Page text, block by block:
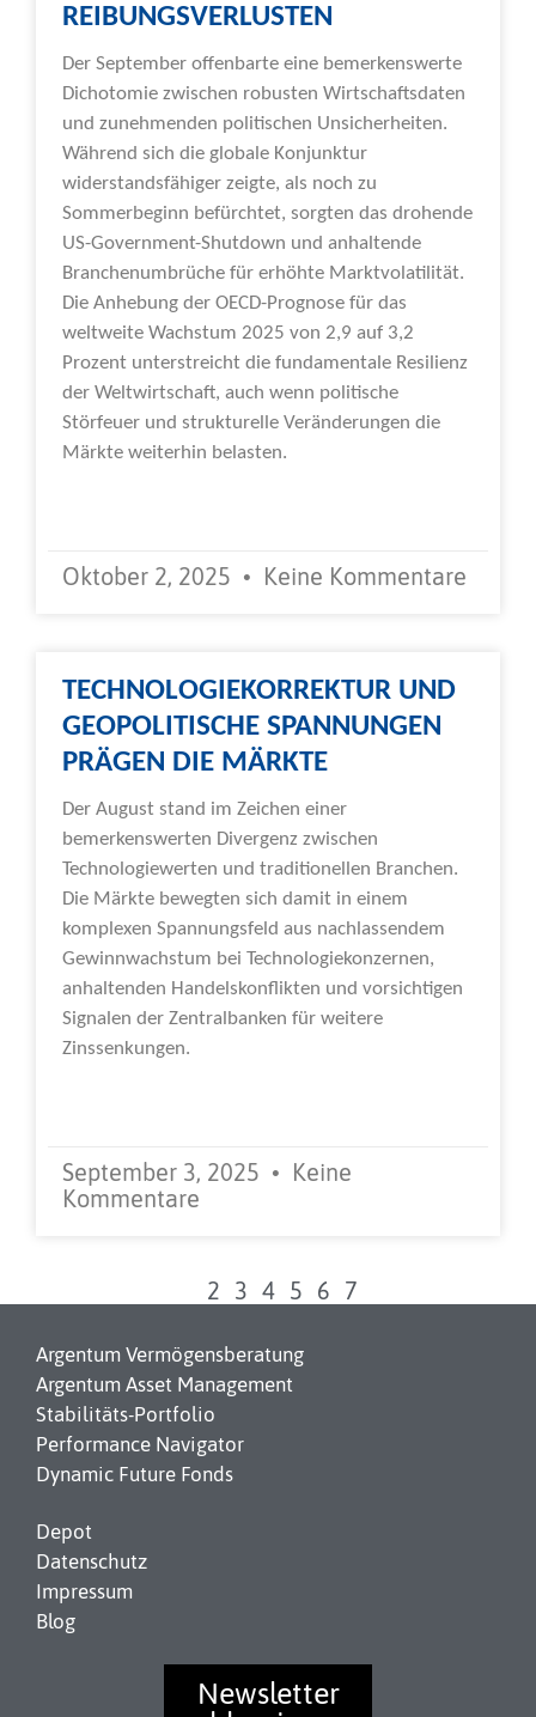
REIBUNGSVERLUSTEN
Der September offenbarte eine bemerkenswerte
Dichotomie zwischen robusten Wirtschaftsdaten
und zunehmenden politischen Unsicherheiten.
Während sich die globale Konjunktur
widerstandsfähiger zeigte, als noch zu
Sommerbeginn befürchtet, sorgten das drohende
US-Government-Shutdown und anhaltende
Branchenumbrüche für erhöhte Marktvolatilität.
Die Anhebung der OECD-Prognose für das
weltweite Wachstum 2025 von 2,9 auf 3,2
Prozent unterstreicht die fundamentale Resilienz
der Weltwirtschaft, auch wenn politische
Störfeuer und strukturelle Veränderungen die
Märkte weiterhin belasten.
Oktober 2, 2025 Keine Kommentare
TECHNOLOGIEKORREKTUR UND
GEOPOLITISCHE SPANNUNGEN
PRÄGEN DIE MÄRKTE
Der August stand im Zeichen einer
bemerkenswerten Divergenz zwischen
Technologiewerten und traditionellen Branchen.
Die Märkte bewegten sich damit in einem
komplexen Spannungsfeld aus nachlassendem
Gewinnwachstum bei Technologiekonzernen,
anhaltenden Handelskonflikten und vorsichtigen
Signalen der Zentralbanken für weitere
Zinssenkungen.
September 3, 2025
Keine
Kommentare
2 3 4 5 6 7
Argentum Vermögensberatung
Argentum Asset Management
Stabilitäts-Portfolio
Performance Navigator
Dynamic Future Fonds
Depot
Datenschutz
Impressum
Blog
Newsletter